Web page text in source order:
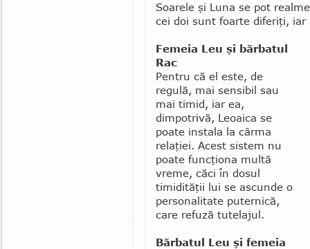
Soarele şi Luna se pot
cei doi sunt foarte diferiţi,
Femeia Leu şi bărbatul
Rac
Pentru că el este, de
regulă, mai sensibil sau
mai timid, iar ea,
dimpotrivă, Leoaica se
poate instala la cârma
relaţiei. Acest sistem nu
poate funcţiona multă
vreme, căci în dosul
timidităţii lui se ascunde o
personalitate puternică,
care refuză tutelajul.
Bărbatul Leu şi femeia